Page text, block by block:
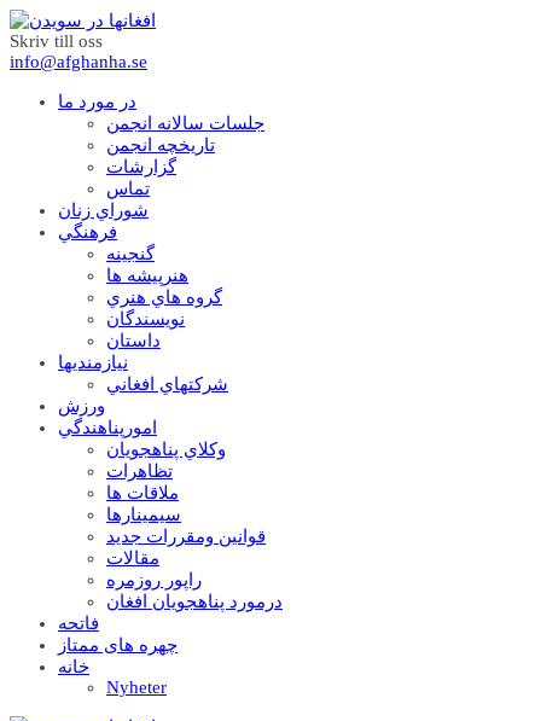
Skriv till oss
info@afghanha.se
در مورد ما
جلسات سالانه انجمن
تاریخچه انجمن
گزارشات
تماس
شوراي زنان
فرهنگي
گنجينه
هنرپيشه ها
گروه هاي هنري
نويسندگان
داستان
نيازمنديها
شرکتهاي افغاني
ورزش
امورپناهندگي
وکلاي پناهجويان
تظاهرات
ملاقات ها
سيمينارها
قوانين ومقررات جديد
مقالات
راپور روزمره
درمورد پناهجويان افغان
فاتحه
چهره های ممتاز
خانه
Nyheter